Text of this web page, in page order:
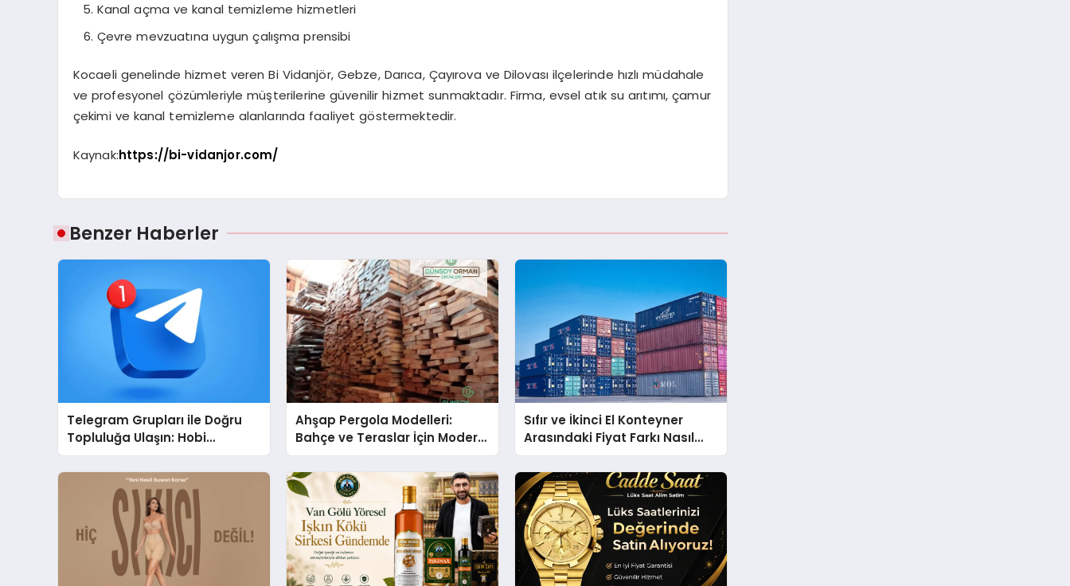
Kanal açma ve kanal temizleme hizmetleri
Çevre mevzuatına uygun çalışma prensibi
Kocaeli genelinde hizmet veren Bi Vidanjör, Gebze, Darıca, Çayırova ve Dilovası ilçelerinde hızlı müdahale
ve profesyonel çözümleriyle müşterilerine güvenilir hizmet sunmaktadır. Firma, evsel atık su arıtımı, çamur
çekimi ve kanal temizleme alanlarında faaliyet göstermektedir.
Kaynak:https://bi-vidanjor.com/
Benzer Haberler
Telegram Grupları ile Doğru
Topluluğa Ulaşın: Hobi
Grupları İçin Telegram
Kullanımı
Ahşap Pergola Modelleri:
Bahçe ve Teraslar İçin Modern
Tasarım Fikirleri
Sıfır ve İkinci El Konteyner
Arasındaki Fiyat Farkı Nasıl
Oluşur?